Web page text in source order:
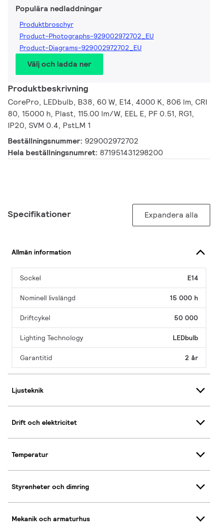
Populära nedladdningar
Produktbroschyr
Product-Photographs-929002972702_EU
Product-Diagrams-929002972702_EU
Välj och ladda ner
Produktbeskrivning
CorePro, LEDbulb, B38, 60 W, E14, 4000 K, 806 lm, CRI
80, 15000 h, Plast, 115.00 lm/W, EEL E, PF 0.51, RG1,
IP20, SVM 0.4, PstLM 1
Beställningsnummer: 929002972702
Hela beställningsnumret: 871951431298200
Specifikationer Expandera alla
Allmän information
Sockel E14
Nominell livslängd 15 000 h
Driftcykel 50 000
Lighting Technology LEDbulb
Garantitid 2 år
Ljusteknik
Drift och elektricitet
Temperatur
Styrenheter och dimring
Mekanik och armaturhus